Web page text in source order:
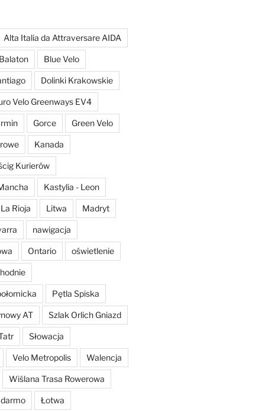
Alta Italia da Attraversare AIDA
Balaton Blue Velo
Dolinki Krakowskie
Velo Greenways EV4
Gorce Green Velo
Kanada
Kurierów
Kastylia - Leon
La Rioja Litwa Madryt
nawigacja
Ontario oświetlenie
Pętla Spiska
AT Szlak Orlich Gniazd
Słowacja
Velo Metropolis Walencja
Wiślana Trasa Rowerowa
Łotwa